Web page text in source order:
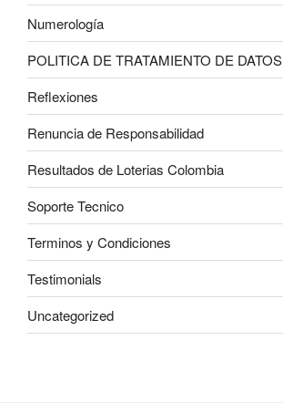
Numerología
POLITICA DE TRATAMIENTO DE DATOS
Reflexiones
Renuncia de Responsabilidad
Resultados de Loterias Colombia
Soporte Tecnico
Terminos y Condiciones
Testimonials
Uncategorized